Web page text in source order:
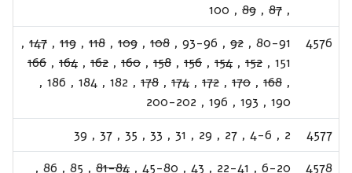
,
87
,
89
,
100
4576
80-91
,
92
,
93-96
,
108
,
109
,
118
,
119
,
147
,
151
,
152
,
154
,
156
,
158
,
160
,
162
,
164
,
166
,
168
,
170
,
172
,
174
,
178
,
182
,
184
,
186
,
190
,
193
,
196
,
200-202
4577
2
,
4-6
,
27
,
29
,
31
,
33
,
35
,
37
,
39
4578
6-20
,
22-41
,
43
,
45-80
,
81-84
,
85
,
86
,